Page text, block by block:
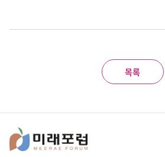
목록